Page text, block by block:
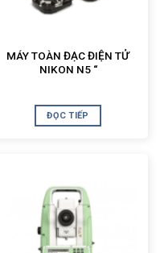
MÁY TOÀN ĐẠC ĐIỆN TỬ
NIKON N5 “
ĐỌC TIẾP